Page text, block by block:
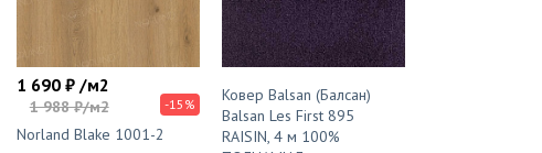
1 690 ₽ /м2
1 988 ₽/м2 -15%
Norland Blake 1001-2
Ковер Balsan (Балсан)
Balsan Les First 895
RAISIN, 4 м 100%